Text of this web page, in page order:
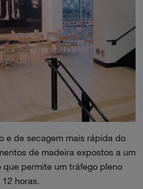
e de secagem mais rápida do
de madeira expostos a um
permite um tráfego pleno
horas.